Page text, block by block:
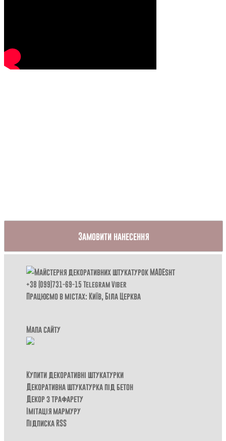
Замовити нанесення
+38 (099)731-69-15 TelegramViber
Працюємо в містах: Київ,Біла Церква
Мапа сайту
Купити декоративні штукатурки
Декоративна штукатурка під бетон
Декор з трафарету
Імітація мармуру
Підписка RSS